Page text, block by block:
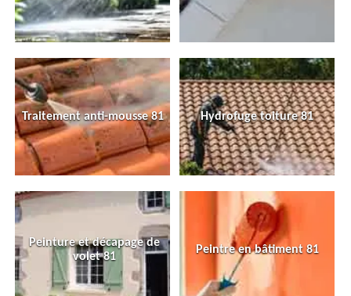
Traitement anti-mousse 81 Hydrofuge toiture 81
Peinture et décapage de
volet 81
Peintre en bâtiment 81